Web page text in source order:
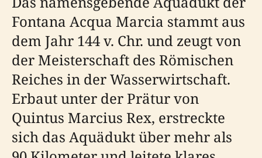
Fontana Acqua Marcia stammt aus
dem Jahr 144 v. Chr. und zeugt von
der Meisterschaft des Römischen
Reiches in der Wasserwirtschaft.
Erbaut unter der Prätur von
Quintus Marcius Rex, erstreckte
sich das Aquädukt über mehr als